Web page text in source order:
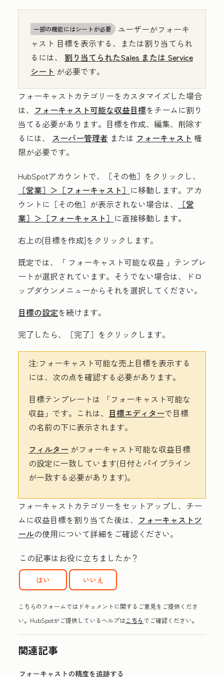
一部の機能にはシートが必要
ユーザーがフォーキ
ャスト 目標を表示する、または割り当てられ
るには、 割り当てられたSales または Service
シート が必要です。
フォーキャストカテゴリーをカスタマイズした場合
は、
フォーキャスト可能な収益目標をチームに割り
当てる必要があります。目標を作成、編集、削除す
るには、 スーパー管理者 または フォーキャスト 権
限が必要です。
HubSpotアカウントで、
［その他］をクリックし、
［営業］＞ ［フォーキャスト］ に移動します。アカ
ウントに ［その他］が表示されない場合は、
［営
業］＞ ［フォーキャスト］ に直接移動します。
右上の[目標を作成]をクリックします。
既定では、「 フォーキャスト可能な収益 」テンプレ
ートが選択されています。そうでない場合は、
ドロ
ップダウンメニューからそれを選択してください。
目標の設定を続けます。
完了したら、［完了］をクリック します。
注:フォーキャスト可能な売上目標を表示する
には、次の点を確認する必要があります。
目標テンプレートは
「フォーキャスト可能な
収益 」です。これは、 目標エディターで目標
の名前の下に表示されます。
フィルター がフォーキャスト可能な収益目標
の設定に一致しています(日付とパイプライン
が一致する必要があります)。
フォーキャストカテゴリーをセットアップし、チー
ムに収益目標を割り当てた後は、
フォーキャストツ
ールの使用について詳細をご確認ください。
この記事はお役に立ちましたか？
はい いいえ
こちらのフォームではドキュメントに関するご意見をご提供くださ
い。HubSpotがご提供しているヘルプはこちらでご確認ください。
関連記事
フォーキャストの精度を追跡する